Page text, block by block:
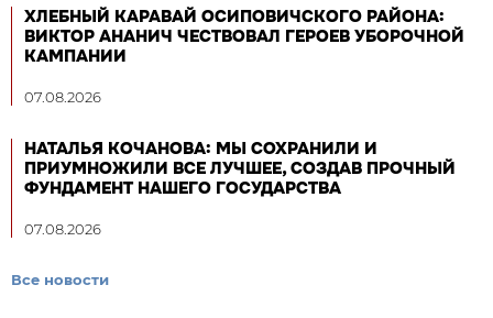
ХЛЕБНЫЙ КАРАВАЙ ОСИПОВИЧСКОГО РАЙОНА:
ВИКТОР АНАНИЧ ЧЕСТВОВАЛ ГЕРОЕВ УБОРОЧНОЙ
КАМПАНИИ
07.08.2026
НАТАЛЬЯ КОЧАНОВА: МЫ СОХРАНИЛИ И
ПРИУМНОЖИЛИ ВСЕ ЛУЧШЕЕ, СОЗДАВ ПРОЧНЫЙ
ФУНДАМЕНТ НАШЕГО ГОСУДАРСТВА
07.08.2026
Все новости